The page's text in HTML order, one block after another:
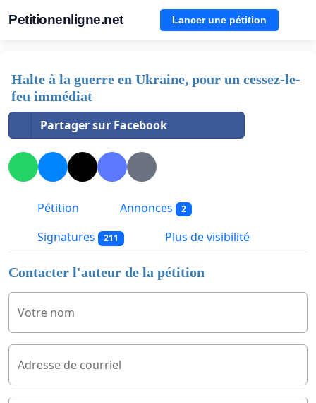
Petitionenligne.net Lancer une pétition
Halte à la guerre en Ukraine, pour un cessez-le-
feu immédiat
Partager sur Facebook
Pétition Annonces 2
Signatures 211 Plus de visibilité
Contacter l'auteur de la pétition
Votre nom
Adresse de courriel